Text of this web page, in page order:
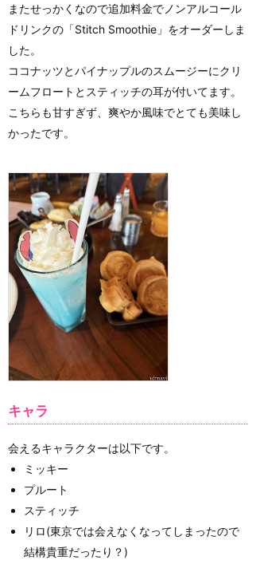
またせっかくなので追加料金でノンアルコール
ドリンクの「Stitch Smoothie」をオーダーしま
した。
ココナッツとパイナップルのスムージーにクリ
ームフロートとスティッチの耳が付いてます。
こちらも甘すぎず、爽やか風味でとても美味し
かったです。
キャラ
会えるキャラクターは以下です。
ミッキー
プルート
スティッチ
リロ(東京では会えなくなってしまったので
結構貴重だったり？)